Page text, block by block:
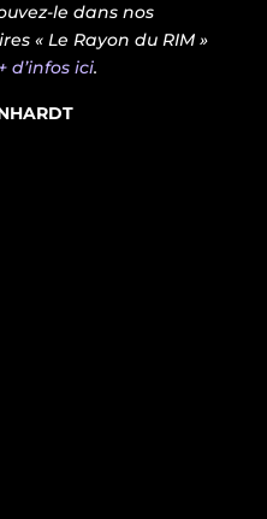
le dans nos
« Le Rayon du RIM »
+ d’infos ici.